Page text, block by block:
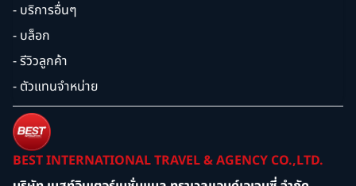
- บริการอื่นๆ
- บล็อก
- รีวิวลูกค้า
- ตัวแทนจำหน่าย
BEST INTERNATIONAL TRAVEL & AGENCY CO.,LTD.